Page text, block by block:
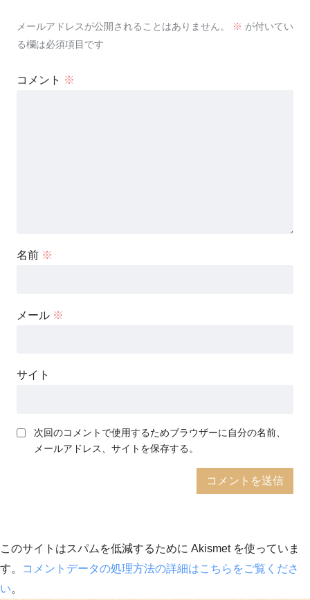
メールアドレスが公開されることはありません。 ※ が付いてい
る欄は必須項目です
コメント ※
名前 ※
メール ※
サイト
次回のコメントで使用するためブラウザーに自分の名前、
メールアドレス、サイトを保存する。
このサイトはスパムを低減するために Akismet を使っていま
す。
コメントデータの処理方法の詳細はこちらをご覧くださ
い。